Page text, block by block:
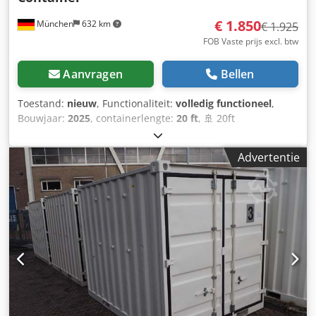
München 632 km € 1.850€ 1.925
FOB Vaste prijs excl. btw
Aanvragen Bellen
Toestand: nieuw, Functionaliteit: volledig functioneel,
Bouwjaar: 2025, containerlengte: 20 ft, 🚢 20ft
opslagcontainer – als nieuw (bouwjaar 2026) – direct
leverbaar! Hoogwaardige zeecontainer in bijna nieuwe
staat – perfect als opslagruimte, werkplaats, container voor
op de bouwplaats of voor professioneel transport. ⭐ Uw
voordelen in één oogopslag 🆕 Bouwjaar 2026 – als nieuw
💪 Zeer stabiele stalen constructie (2 mm wanddikte) 🌧️
Wind- en waterdicht 🔐 Veilig afsluitbaar met een 4-punts
deursluiting 🚚 Voorzien van een CSC-plaat – wereldwijd
transport mogelijk 🌬️ Voorzien van ventilatieopeningen om
vocht te voorkomen 🪵 Hoogwaardige houten vloer 🛠️
Stapelzakken aan de onderkant 📏 Afmetingen en
technische gegevens 📐 Externe afmetingen: 6.058 × 2.438
× 2.591 mm 📦 Interne afmetingen: 5.898 × 2.350 × 2.390
Advertentie